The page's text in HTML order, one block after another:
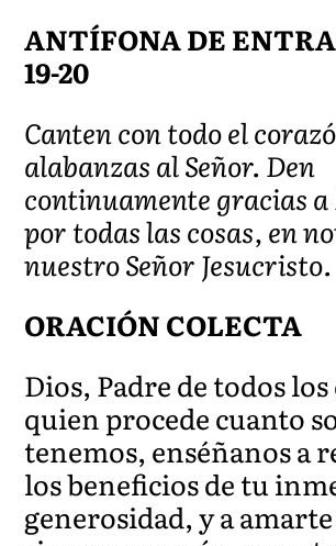
ANTÍFONA DE
19-20
Canten con todo el
alabanzas al Señor. Den
continuamente gracias a
por todas las cosas, en
nuestro Señor Jesucristo.
ORACIÓN COLECTA
Dios, Padre de todos
quien procede cuanto
tenemos, enséñanos a
los beneficios de tu
generosidad, y a